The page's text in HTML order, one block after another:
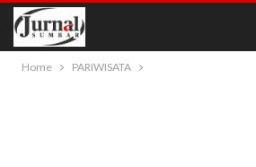
Home PARIWISATA